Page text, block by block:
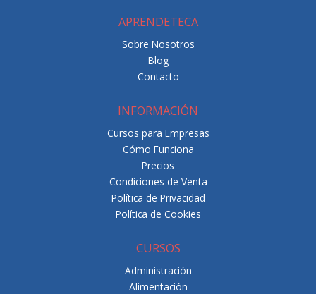
APRENDETECA
Sobre Nosotros
Blog
Contacto
INFORMACIÓN
Cursos para Empresas
Cómo Funciona
Precios
Condiciones de Venta
Política de Privacidad
Política de Cookies
CURSOS
Administración
Alimentación